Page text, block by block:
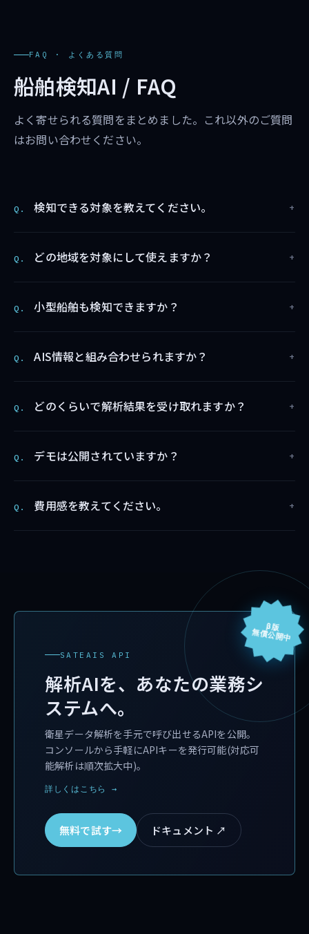
FAQ · よくある質問
船舶検知AI / FAQ
よく寄せられる質問をまとめました。これ以外のご質問
はお問い合わせください。
Q. 検知できる対象を教えてください。
Q. どの地域を対象にして使えますか？
Q. 小型船舶も検知できますか？
Q. AIS情報と組み合わせられますか？
Q. どのくらいで解析結果を受け取れますか？
Q. デモは公開されていますか？
Q. 費用感を教えてください。
β版
無償公開中
SATEAIS API
解析AIを、あなたの業務シ
ステムへ。
衛星データ解析を手元で呼び出せるAPIを公開。
コンソールから手軽にAPIキーを発行可能(対応可
能解析は順次拡大中)。
詳しくはこちら →
無料で試す→ ドキュメント ↗